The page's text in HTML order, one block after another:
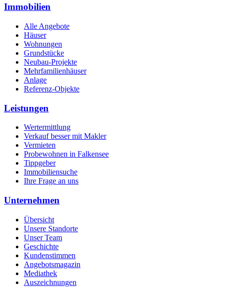
Immobilien
Alle Angebote
Häuser
Wohnungen
Grundstücke
Neubau-Projekte
Mehrfamilienhäuser
Anlage
Referenz-Objekte
Leistungen
Wertermittlung
Verkauf besser mit Makler
Vermieten
Probewohnen in Falkensee
Tippgeber
Immobiliensuche
Ihre Frage an uns
Unternehmen
Übersicht
Unsere Standorte
Unser Team
Geschichte
Kundenstimmen
Angebotsmagazin
Mediathek
Auszeichnungen